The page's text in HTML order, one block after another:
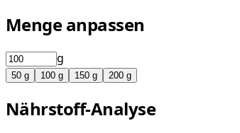
Menge anpassen
g
50 g 100 g 150 g 200 g
Nährstoff-Analyse